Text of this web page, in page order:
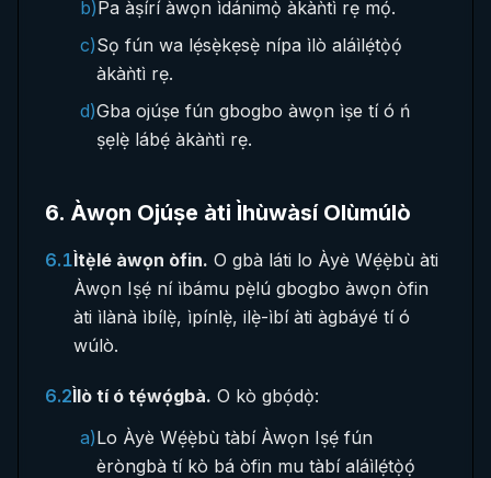
b)Pa àṣírí àwọn ìdánimọ̀ àkàǹtì rẹ mọ́.
c)Sọ fún wa lẹ́sẹ̀kẹsẹ̀ nípa ìlò aláìlẹ́tọ̀ọ́
àkàǹtì rẹ.
d)Gba ojúṣe fún gbogbo àwọn ìṣe tí ó ń
ṣẹlẹ̀ lábẹ́ àkàǹtì rẹ.
6. Àwọn Ojúṣe àti Ìhùwàsí Olùmúlò
6.1Ìtẹ̀lé àwọn òfin. O gbà láti lo Àyè Wẹ́ẹ̀bù àti
Àwọn Iṣẹ́ ní ìbámu pẹ̀lú gbogbo àwọn òfin
àti ìlànà ìbílẹ̀, ìpínlẹ̀, ilẹ̀-ìbí àti àgbáyé tí ó
wúlò.
6.2Ìlò tí ó tẹ́wọ́gbà. O kò gbọ́dọ̀:
a)Lo Àyè Wẹ́ẹ̀bù tàbí Àwọn Iṣẹ́ fún
èròngbà tí kò bá òfin mu tàbí aláìlẹ́tọ̀ọ́